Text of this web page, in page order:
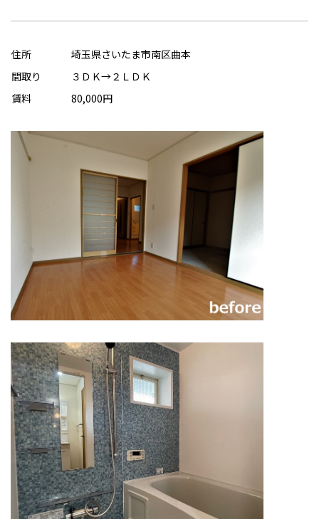
住所
埼玉県さいたま市南区曲本
間取り
３ＤＫ→２ＬＤＫ
賃料
80,000円